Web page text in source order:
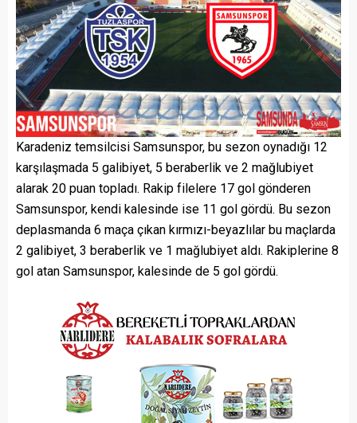
Karadeniz temsilcisi Samsunspor, bu sezon oynadığı 12
karşılaşmada 5 galibiyet, 5 beraberlik ve 2 mağlubiyet
alarak 20 puan topladı. Rakip filelere 17 gol gönderen
Samsunspor, kendi kalesinde ise 11 gol gördü. Bu sezon
deplasmanda 6 maça çıkan kırmızı-beyazlılar bu maçlarda
2 galibiyet, 3 beraberlik ve 1 mağlubiyet aldı. Rakiplerine 8
gol atan Samsunspor, kalesinde de 5 gol gördü.